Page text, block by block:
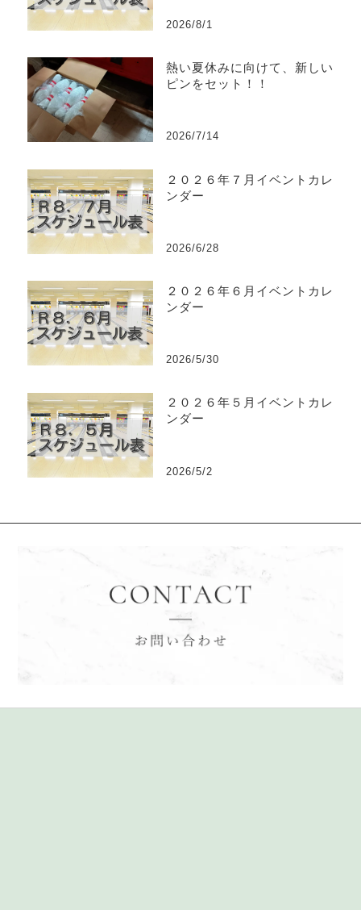
2026/8/1
熱い夏休みに向けて、新しい
ピンをセット！！
2026/7/14
２０２６年７月イベントカレ
ンダー
2026/6/28
２０２６年６月イベントカレ
ンダー
2026/5/30
２０２６年５月イベントカレ
ンダー
2026/5/2